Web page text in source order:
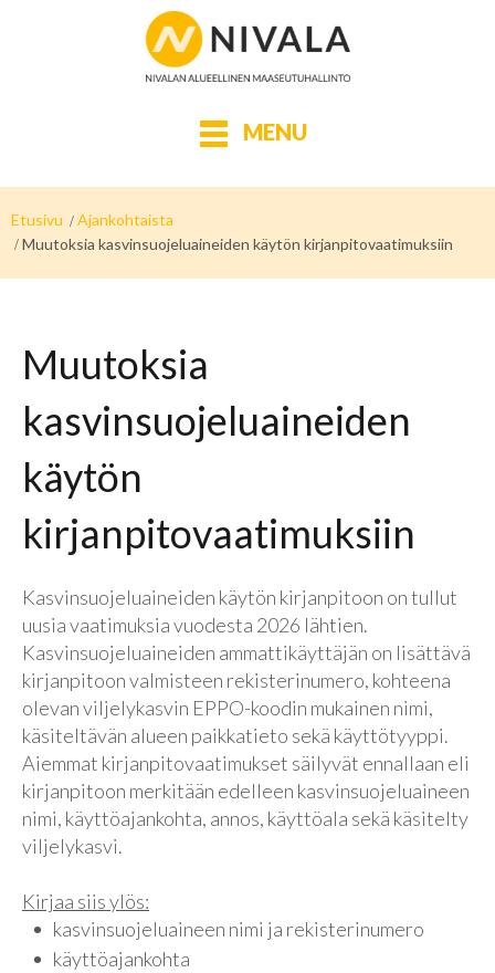
MENU
Etusivu
Ajankohtaista
Muutoksia kasvinsuojeluaineiden käytön kirjanpitovaatimuksiin
Muutoksia
kasvinsuojeluaineiden
käytön
kirjanpitovaatimuksiin
Kasvinsuojeluaineiden käytön kirjanpitoon on tullut
uusia vaatimuksia vuodesta 2026 lähtien.
Kasvinsuojeluaineiden ammattikäyttäjän on lisättävä
kirjanpitoon valmisteen rekisterinumero, kohteena
olevan viljelykasvin EPPO-koodin mukainen nimi,
käsiteltävän alueen paikkatieto sekä käyttötyyppi.
Aiemmat kirjanpitovaatimukset säilyvät ennallaan eli
kirjanpitoon merkitään edelleen kasvinsuojeluaineen
nimi, käyttöajankohta, annos, käyttöala sekä käsitelty
viljelykasvi.
Kirjaa siis ylös:
kasvinsuojeluaineen nimi ja rekisterinumero
käyttöajankohta